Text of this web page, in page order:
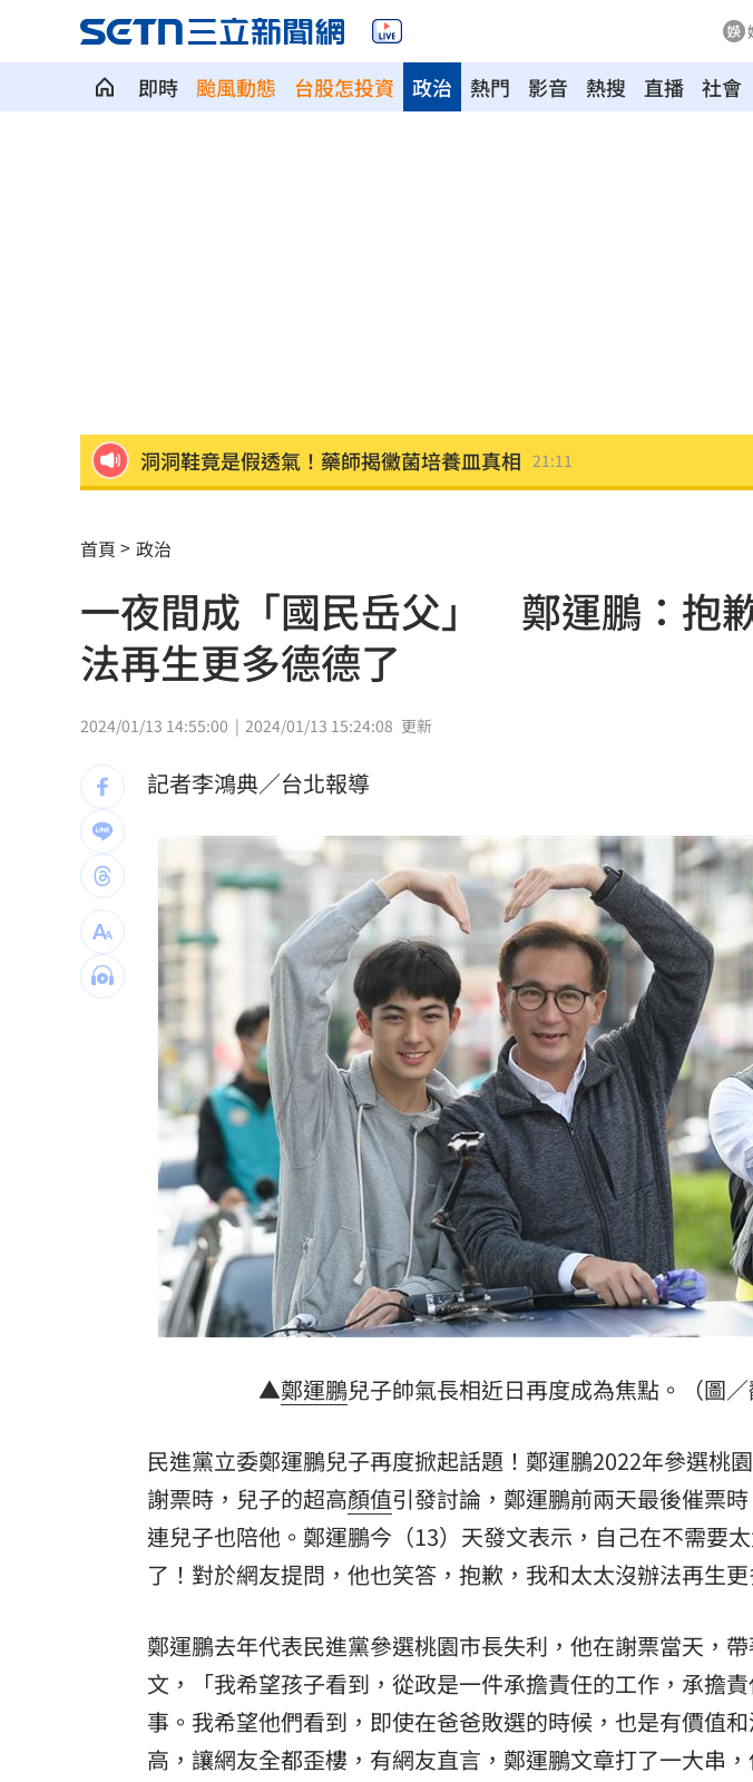
即時 颱風動態 台股怎投資 熱門 影音 熱搜 直播
政治 社會
洞洞鞋竟是假透氣！藥師揭黴菌培養皿真相 21:11
遭蔡阿嘎開撕消失！蘿拉轉行161字首發文 21:01
2026全球移居排名 台灣「第5」贏日韓 20:57
革命衛隊要美滿足條件 否則不開放荷莫茲
ALLDAY PROJECT太狂！LIVE實力震撼全場
顧立雄視導第三作戰區 慰勉參演官兵辛勞
放雙手騎車喊手麻！騎士遭打臉仍判罰 20:48
夢幻跨團合體！SUMMER ANJELS重現BP神曲 20:42
新／女大生伴兒屍6日聲押...法官裁定請回 20:39
我駐日內瓦處長遭爆惡行 外交部啟動調查 20:35
首次影像被打臉 伊朗新最高領袖傳病危 20:30
SBS歌謠大戰驚見放送事故！3主持人齊卡住 20:30
清大校長續任秒出國選校長！高為元道歉了 20:30
台灣彩券開獎直播中 20:31
LIVE三立+24小時直播 15:27
三立iNEWS新聞台線上直播 18:00
商場戰國來臨 台中「頂奢大道」逐漸成形 12:00
「拍片人的多重宇宙」職涯論壇9/12登場！ 10:30
8國球員齊聚高雄 Formosa 7s掀足球熱潮 10:00
理想混蛋號召粉絲跨海追星吃美食！
首頁 政治
一夜間成「國民岳父」 鄭運鵬：抱
法再生更多德德了
2024/01/13 14:55:00 2024/01/13 15:24:08 更新
記者李鴻典／台北報導
▲鄭運鵬兒子帥氣長相近日再度成為焦點。（圖／
民進黨立委鄭運鵬兒子再度掀起話題！鄭運鵬2022年參選桃
謝票時，兒子的超高顏值引發討論，鄭運鵬前兩天最後催票
連兒子也陪他。鄭運鵬今（13）天發文表示，自己在不需要
了！對於網友提問，他也笑答，抱歉，我和太太沒辦法再生
鄭運鵬去年代表民進黨參選桃園市長失利，他在謝票當天，
文，「我希望孩子看到，從政是一件承擔責任的工作，承擔
事。我希望他們看到，即使在爸爸敗選的時候，也是有價值
高，讓網友全都歪樓，有網友直言，鄭運鵬文章打了一大串，